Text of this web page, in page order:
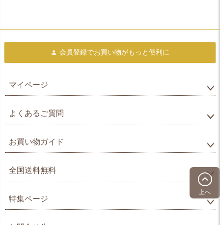
上へ
会員登録でお買い物がもっと便利に
マイページ
よくあるご質問
お買い物ガイド
全国送料無料
特集ページ